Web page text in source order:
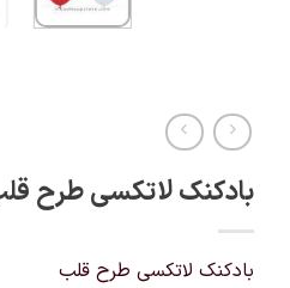
بادکنک لاتکسی طرح
بادکنک لاتکسی طرح قلب